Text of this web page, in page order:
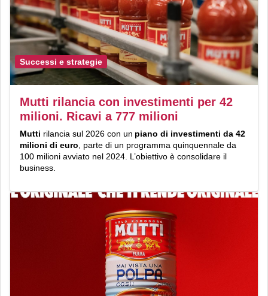
Successi e strategie
Mutti rilancia con investimenti per 42
milioni. Ricavi a 777 milioni
Mutti rilancia sul 2026 con un piano di investimenti da 42
milioni di euro, parte di un programma quinquennale da
100 milioni avviato nel 2024. L’obiettivo è consolidare il
business.